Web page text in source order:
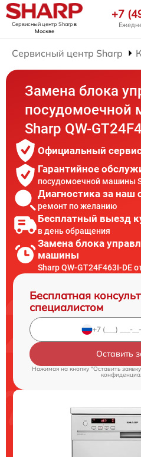
Сервисный центр Sharpв
Москве
+7
Сервисный центр Sharp
Замена блока
посудомоечной
Sharp QW-
Официальный
Гарантийное
посудомоечной машины
Диагностика за наш
ремонт по желанию
Бесплатный выезд
в день обращения
Замена блока
машины
Sharp QW-GT24F463I-DE
Бесплатная
специалистом
Оставить
Нажимая на кнопку "Оставить